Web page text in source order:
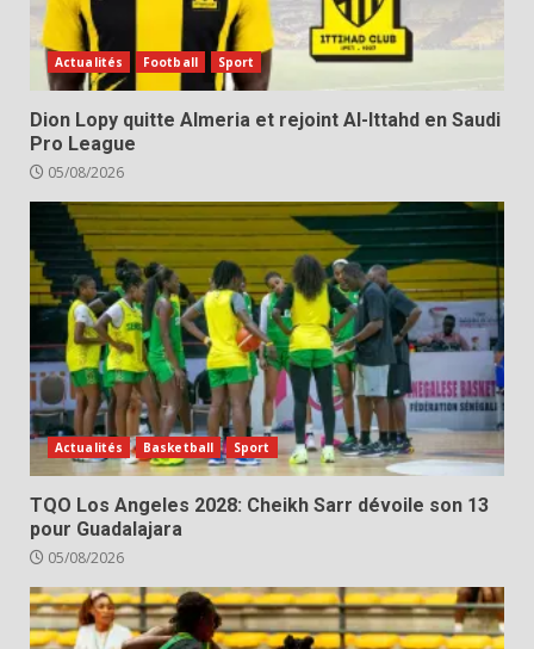
Actualités Football Sport
Dion Lopy quitte Almeria et rejoint Al-Ittahd en Saudi
Pro League
05/08/2026
Actualités Basketball Sport
TQO Los Angeles 2028: Cheikh Sarr dévoile son 13
pour Guadalajara
05/08/2026